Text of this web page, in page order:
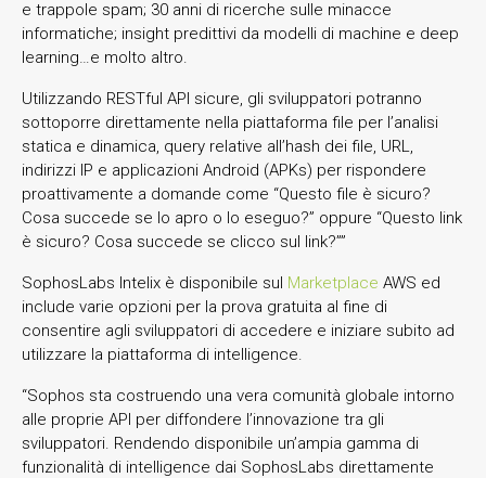
e trappole spam; 30 anni di ricerche sulle minacce
informatiche; insight predittivi da modelli di machine e deep
learning…e molto altro.
Utilizzando RESTful API sicure, gli sviluppatori potranno
sottoporre direttamente nella piattaforma file per l’analisi
statica e dinamica, query relative all’hash dei file, URL,
indirizzi IP e applicazioni Android (APKs) per rispondere
proattivamente a domande come “Questo file è sicuro?
Cosa succede se lo apro o lo eseguo?” oppure “Questo link
è sicuro? Cosa succede se clicco sul link?””
SophosLabs Intelix è disponibile sul Marketplace AWS ed
include varie opzioni per la prova gratuita al fine di
consentire agli sviluppatori di accedere e iniziare subito ad
utilizzare la piattaforma di intelligence.
“Sophos sta costruendo una vera comunità globale intorno
alle proprie API per diffondere l’innovazione tra gli
sviluppatori. Rendendo disponibile un’ampia gamma di
funzionalità di intelligence dai SophosLabs direttamente